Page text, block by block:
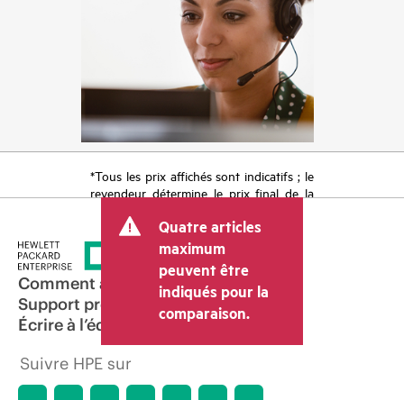
*Tous les prix affichés sont indicatifs ; le
revendeur détermine le prix final de la
tels que la TVA ou les taxes sur la vente
et les frais d’expédition. Le prix de la
transaction déterminé par le revendeur
peut varier par rapport à d’autres
revendeurs et au prix indicatif affiché.
Les prix indicatifs peuvent inclure des
offres promotionnelles limitées dans le
temps. HPE se réserve le droit d’ajuster
les prix à tout moment pour diverses
Quatre articles
maximum
peuvent être
indiqués pour la
comparaison.
Comment acheter
Support produit
Écrire à l’équipe commerciale
Suivre HPE sur